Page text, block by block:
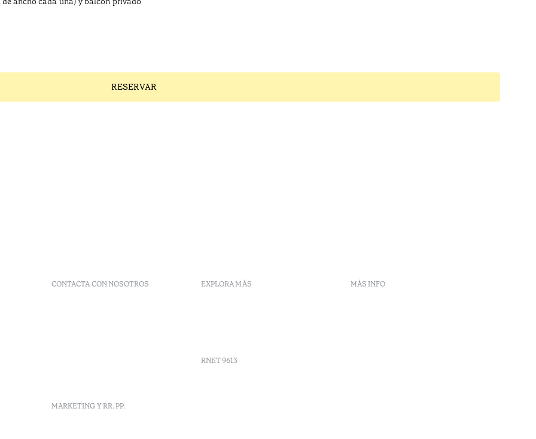
RESERVAR
CONTACTA CON NOSOTROS
MARKETING Y RR. PP.
EXPLORA MÁS
RNET 9613
MÁS INFO